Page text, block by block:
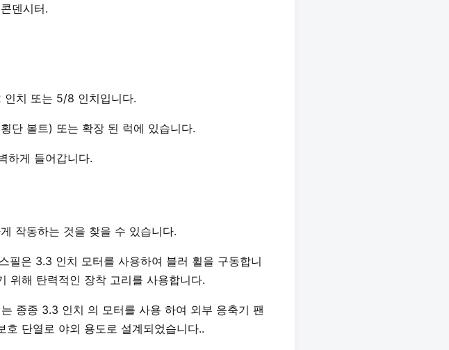
덴시터.
치 또는 5/8 인치입니다.
단 볼트) 또는 확장 된 럭에 있습니다.
하게 들어갑니다.
작동하는 것을 찾을 수 있습니다.
필은 3.3 인치 모터를 사용하여 블러 휠을 구동합니
위해 탄력적인 장착 고리를 사용합니다.
종종 3.3 인치 의 모터를 사용 하여 외부 응축기 팬
단열로 야외 용도로 설계되었습니다..